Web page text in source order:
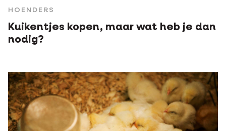
HOENDERS
Kuikentjes kopen, maar wat heb je dan
nodig?